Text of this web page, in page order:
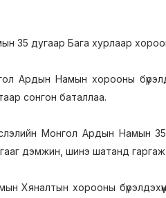
35 дугаар Бага хурлаар
Ардын Намын хорооны
сонгон баталлаа.
Монгол Ардын Намын
дэмжин, шинэ шатанд гаргаж
Хяналтын хорооны